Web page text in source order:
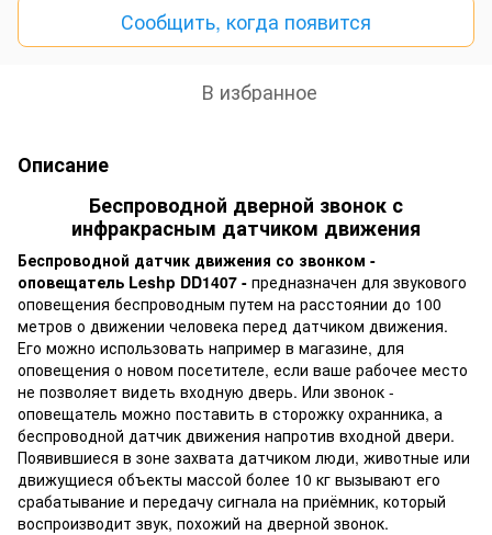
Сообщить, когда появится
В избранное
Описание
Беспроводной дверной звонок с
инфракрасным датчиком движения
Беспроводной датчик движения со звонком -
оповещатель Leshp DD1407 - предназначен для звукового
оповещения беспроводным путем на расстоянии до 100
метров о движении человека перед датчиком движения.
Его можно использовать например в магазине, для
оповещения о новом посетителе, если ваше рабочее место
не позволяет видеть входную дверь. Или звонок -
оповещатель можно поставить в сторожку охранника, а
беспроводной датчик движения напротив входной двери.
Появившиеся в зоне захвата датчиком люди, животные или
движущиеся объекты массой более 10 кг вызывают его
срабатывание и передачу сигнала на приёмник, который
воспроизводит звук, похожий на дверной звонок.